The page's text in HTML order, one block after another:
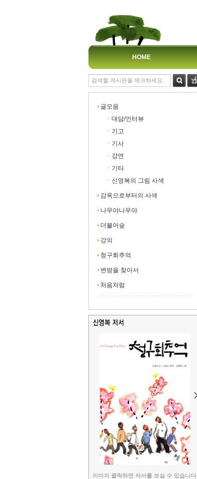
HOME
글모음
ㆍ대담/인터뷰
ㆍ기고
ㆍ기사
ㆍ강연
ㆍ기타
ㆍ신영복의 그림 사색
감옥으로부터의 사색
나무야나무야
더불어숲
강의
청구회추억
변방을 찾아서
처음처럼
이미지 클릭하면 저서를 보실 수 있습니다.